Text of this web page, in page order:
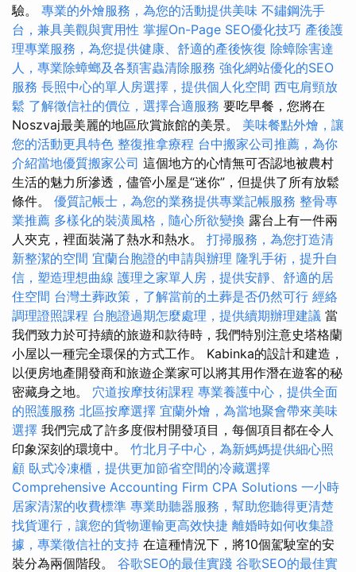
驗。 專業的外燴服務，為您的活動提供美味 不鏽鋼洗手
台，兼具美觀與實用性 掌握On-Page SEO優化技巧 產後護
理專業服務，為您提供健康、舒適的產後恢復 除蟑除害達
人，專業除蟑螂及各類害蟲清除服務 強化網站優化的SEO
服務 長照中心的單人房選擇，提供個人化空間 西屯肩頸放
鬆 了解徵信社的價位，選擇合適服務 要吃早餐，您將在
Noszvaj最美麗的地區欣賞旅館的美景。 美味餐點外燴，讓
您的活動更具特色 整復推拿療程 台中搬家公司推薦，為你
介紹當地優質搬家公司 這個地方的心情無可否認地被農村
生活的魅力所滲透，儘管小屋是“迷你”，但提供了所有放鬆
條件。 優質記帳士，為您的業務提供專業記帳服務 整骨專
業推薦 多樣化的裝潢風格，隨心所欲變換 露台上有一件兩
人夾克，裡面裝滿了熱水和熱水。 打掃服務，為您打造清
新整潔的空間 宜蘭台胞證的申請與辦理 隆乳手術，提升自
信，塑造理想曲線 護理之家單人房，提供安靜、舒適的居
住空間 台灣土葬政策，了解當前的土葬是否仍然可行 經絡
調理證照課程 台胞證過期怎麼處理，提供續期辦理建議 當
我們致力於可持續的旅遊和款待時，我們特別注意史塔格蘭
小屋以一種完全環保的方式工作。 Kabinka的設計和建造，
以便房地產開發商和旅遊企業家可以將其用作潛在遊客的秘
密藏身之地。 穴道按摩技術課程 專業養護中心，提供全面
的照護服務 北區按摩選擇 宜蘭外燴，為當地聚會帶來美味
選擇 我們完成了許多度假村開發項目，每個項目都在令人
印象深刻的環境中。 竹北月子中心，為新媽媽提供細心照
顧 臥式冷凍櫃，提供更加節省空間的冷藏選擇
Comprehensive Accounting Firm CPA Solutions 一小時
居家清潔的收費標準 專業助聽器服務，幫助您聽得更清楚
找貨運行，讓您的貨物運輸更高效快捷 離婚時如何收集證
據，專業徵信社的支持 在這種情況下，將10個駕駛室的安
裝分為兩個階段。 谷歌SEO的最佳實踐 谷歌SEO的最佳實